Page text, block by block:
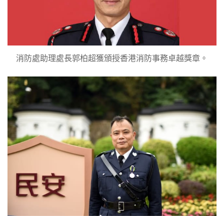
消防處助理處長郭柏超獲頒授香港消防事務卓越獎章。